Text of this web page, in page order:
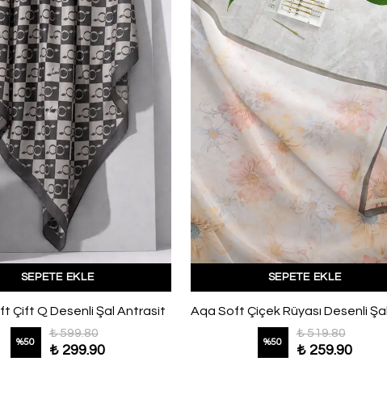
SEPETE EKLE
Çift Q Desenli Şal Antrasit
%50
₺ 599.80
₺ 299.90
SEPETE EKLE
%50
₺ 519.80
₺ 259.90